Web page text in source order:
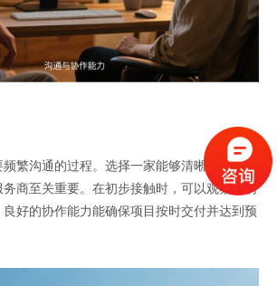
繁沟通的过程。选择一家能够清晰理解您的
商至关重要。在初步接触时，可以观察他们
好的协作能力能确保项目按时交付并达到预